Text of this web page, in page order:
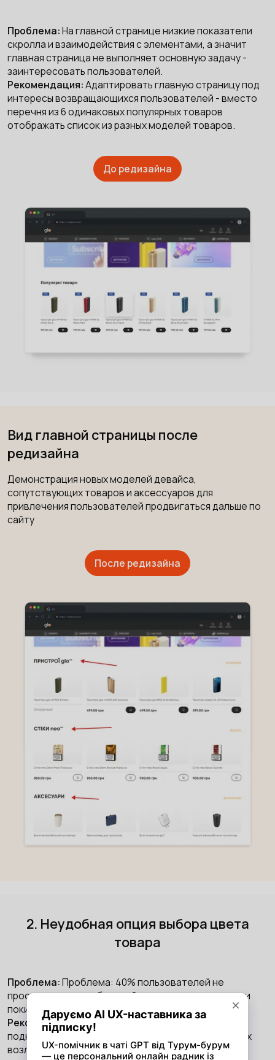
Проблема:На главной странице низкие показатели
скролла и взаимодействия с элементами, а значит
главная страница не выполняет основную задачу -
заинтересовать пользователей.
Рекомендация:Адаптировать главную страницу под
интересы возвращающихся пользователей - вместо
перечня из 6 одинаковых популярных товаров
отображать список из разных моделей товаров.
До редизайна
Вид главной страницы после
редизайна
Демонстрация новых моделей девайса,
сопутствующих товаров и аксессуаров для
привлечения пользователей продвигаться дальше по
сайту
После редизайна
2. Неудобная опция выбора цвета
товара
Проблема:Проблема: 40% пользователей не
просматривают выбранный товар в других цветах и
покидают страницу
Рекомендация:Упростить опцию выбора цвета,
поднять выше индикаторы цветов и расположить их
возле фото товара.